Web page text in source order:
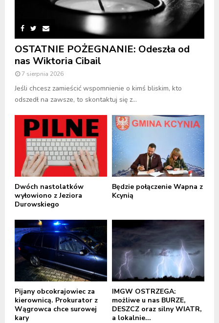
OSTATNIE POŻEGNANIE: Odeszła od
nas Wiktoria Cibail
7 sierpnia 2026
Jeśli chcesz zamieścić wspomnienie o kimś bliskim, kto
odszedł na zawsze, to skontaktuj się z...
Dwóch nastolatków
wyłowiono z Jeziora
Durowskiego
Będzie połączenie Wapna z
Kcynią
Pijany obcokrajowiec za
kierownicą. Prokurator z
Wągrowca chce surowej
kary
IMGW OSTRZEGA:
możliwe u nas BURZE,
DESZCZ oraz silny WIATR,
a lokalnie...